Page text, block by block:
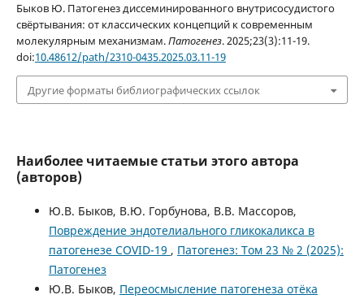
Быков Ю. Патогенез диссеминированного внутрисосудистого
свёртывания: от классических концепций к современным
молекулярным механизмам.Патогенез. 2025;23(3):11-19.
doi:10.48612/path/2310-0435.2025.03.11-19
Другие форматы библиографических ссылок
Наиболее читаемые статьи этого автора
(авторов)
Ю.В. Быков, В.Ю. Горбунова, В.В. Массоров,
Повреждение эндотелиального гликокаликса в
патогенезе COVID-19 , Патогенез: Том 23 № 2 (2025):
Патогенез
Ю.В. Быков, Переосмысление патогенеза отёка